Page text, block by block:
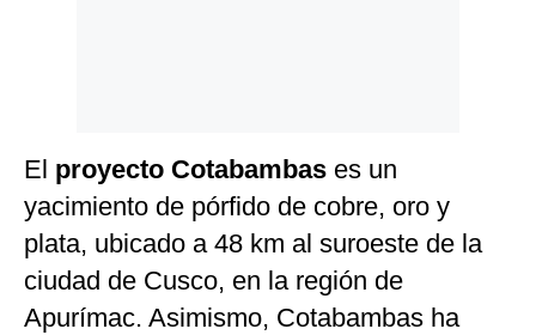
El proyecto Cotabambas es un
yacimiento de pórfido de cobre, oro y
plata, ubicado a 48 km al suroeste de la
ciudad de Cusco, en la región de
Apurímac. Asimismo, Cotabambas ha